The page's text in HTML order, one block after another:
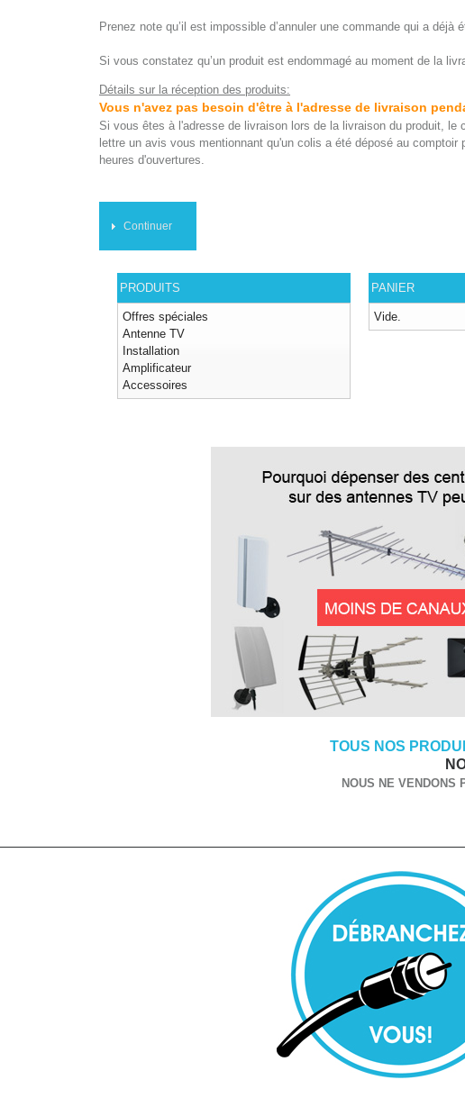
Prenez note qu’il est impossible d’annuler une commande qui a déjà
Si vous constatez qu’un produit est endommagé au moment de la
Détails sur la réception des produits:
Vous n'avez pas besoin d'être à l'adresse de livraison
Si vous êtes à l'adresse de livraison lors de la livraison du produit,
lettre un avis vous mentionnant qu'un colis a été déposé au
heures d'ouvertures.
Continuer
PRODUITS
Offres spéciales
Antenne TV
Installation
Amplificateur
Accessoires
PANIER
Vide.
TOUS NOS
NOUS NE VENDONS